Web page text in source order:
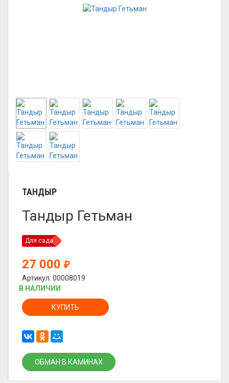
ТАНДЫР
Тандыр Гетьман
Для сада
27 000 ₽
Артикул: 00008019
В НАЛИЧИИ
КУПИТЬ
ОБМАН В КАМИНАХ